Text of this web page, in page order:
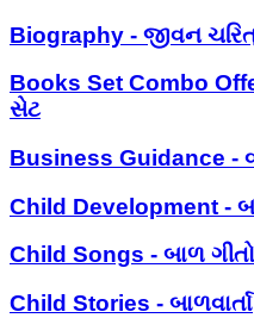
Biography - જીવન
Books Set Combo
સેટ
Business Guidance -
Child Development -
Child Songs - બાળ ગીતો
Child Stories - બાળવાર્તા